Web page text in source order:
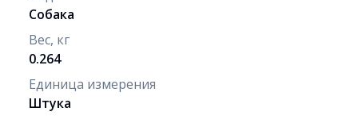
Собака
Вес, кг
0.264
Единица измерения
Штука